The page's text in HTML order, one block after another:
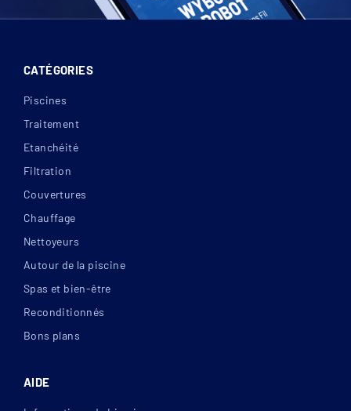
CATÉGORIES
Piscines
Traitement
Etanchéité
Filtration
Couvertures
Chauffage
Nettoyeurs
Autour de la piscine
Spas et bien-être
Reconditionnés
Bons plans
AIDE